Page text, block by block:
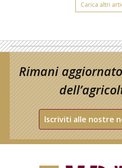
Carica altri
Rimani
Iscriviti alle nostre